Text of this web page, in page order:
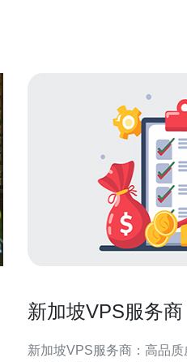
新加坡VPS服务
新加坡VPS服务商：高品质虚